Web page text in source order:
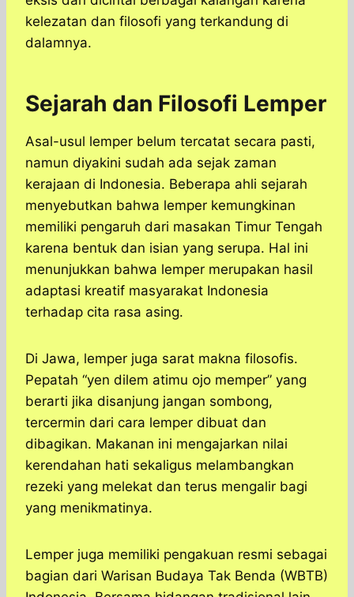
kelezatan dan filosofi yang terkandung di
dalamnya.
Sejarah dan Filosofi Lemper
Asal-usul lemper belum tercatat secara pasti,
namun diyakini sudah ada sejak zaman
kerajaan di Indonesia. Beberapa ahli sejarah
menyebutkan bahwa lemper kemungkinan
memiliki pengaruh dari masakan Timur Tengah
karena bentuk dan isian yang serupa. Hal ini
menunjukkan bahwa lemper merupakan hasil
adaptasi kreatif masyarakat Indonesia
terhadap cita rasa asing.
Di Jawa, lemper juga sarat makna filosofis.
Pepatah “yen dilem atimu ojo memper” yang
berarti jika disanjung jangan sombong,
tercermin dari cara lemper dibuat dan
dibagikan. Makanan ini mengajarkan nilai
kerendahan hati sekaligus melambangkan
rezeki yang melekat dan terus mengalir bagi
yang menikmatinya.
Lemper juga memiliki pengakuan resmi sebagai
bagian dari Warisan Budaya Tak Benda (WBTB)